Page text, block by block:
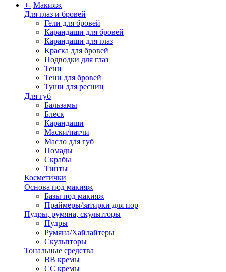
+- Макияж
Для глаз и бровей
Гели для бровей
Карандаши для бровей
Карандаши для глаз
Краска для бровей
Подводки для глаз
Тени
Тени для бровей
Туши для ресниц
Для губ
Бальзамы
Блеск
Карандаши
Маски/патчи
Масло для губ
Помады
Скрабы
Тинты
Косметички
Основа под макияж
Базы под макияж
Праймеры/затирки для пор
Пудры, румяна, скульпторы
Пудры
Румяна/Хайлайтеры
Скульпторы
Тональные средства
BB кремы
CC кремы